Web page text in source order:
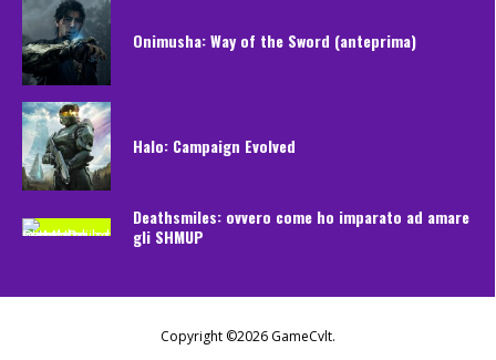
Onimusha: Way of the Sword (anteprima)
Halo: Campaign Evolved
Deathsmiles: ovvero come ho imparato ad amare
gli SHMUP
Copyright ©2026 GameCvlt.